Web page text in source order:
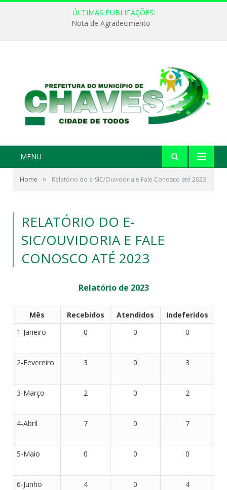
ÚLTIMAS PUBLICAÇÕES:
Nota de Agradecimento
MENU
Home » Relatório do e-SIC/Ouvidoria e Fale Conosco até 2023
RELATÓRIO DO E-
SIC/OUVIDORIA E FALE
CONOSCO ATÉ 2023
Relatório de 2023
Mês Recebidos Atendidos
Indeferidos
1-Janeiro
0 0 0
2-Fevereiro 3 0 3
3-Março 2 0 2
4-Abril 7 0 7
5-Maio 0 0 0
6-Junho 4 0 4